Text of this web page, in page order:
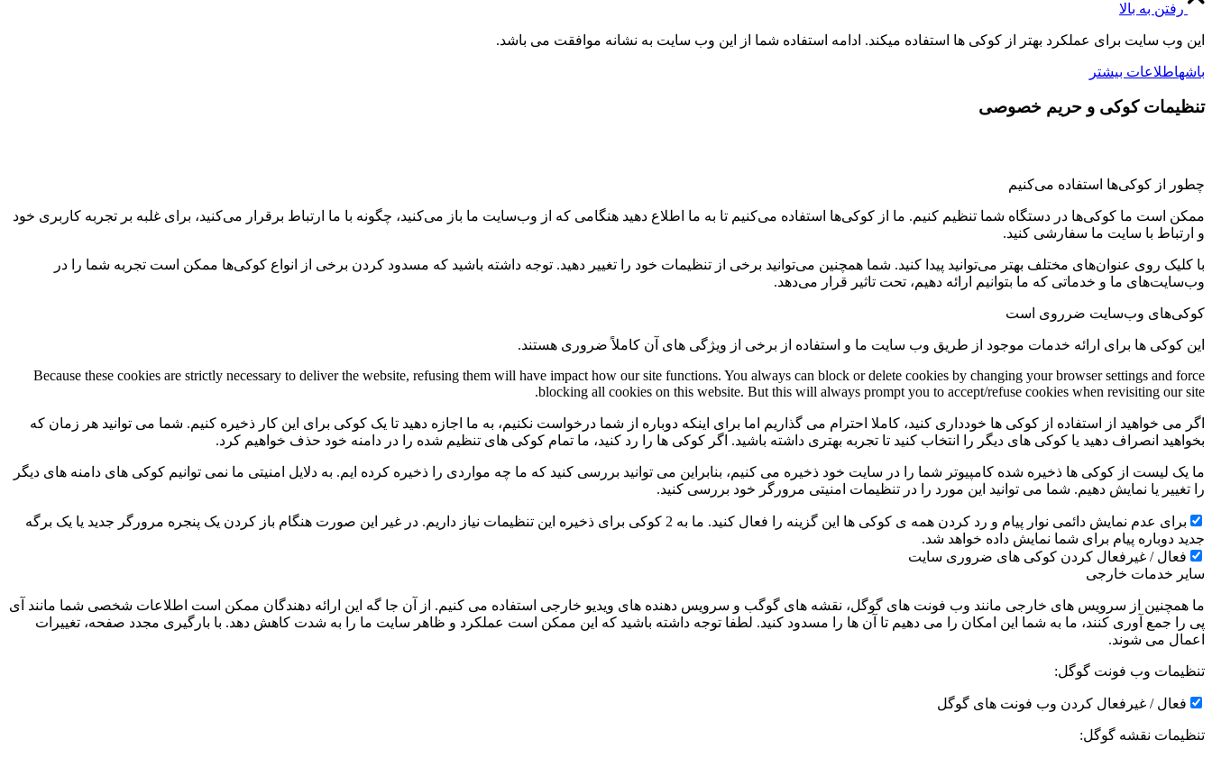
رفتن به بالا
این وب سایت برای عملکرد بهتر از کوکی ها استفاده میکند. ادامه استفاده شما از این وب سایت به نشانه موافقت می باشد.
باشهاطلاعات بیشتر
تنظیمات کوکی و حریم خصوصی
چطور از کوکی‌ها استفاده می‌کنیم
ممکن است ما کوکی‌ها در دستگاه شما تنظیم کنیم. ما از کوکی‌ها استفاده می‌کنیم تا به ما اطلاع دهید هنگامی که از وب‌سایت ما باز می‌کنید، چگونه با ما ارتباط برقرار می‌کنید، برای غلبه بر تجربه کاربری خود
و ارتباط با سایت ما سفارشی کنید.
با کلیک روی عنوان‌های مختلف بهتر می‌توانید پیدا کنید. شما همچنین می‌توانید برخی از تنظیمات خود را تغییر دهید. توجه داشته باشید که مسدود کردن برخی از انواع کوکی‌ها ممکن است تجربه شما را در
وب‌سایت‌های ما و خدماتی که ما بتوانیم ارائه دهیم، تحت تاثیر قرار می‌دهد.
کوکی‌های وب‌سایت ضرروی است
این کوکی ها برای ارائه خدمات موجود از طریق وب سایت ما و استفاده از برخی از ویژگی های آن کاملاً ضروری هستند.
Because these cookies are strictly necessary to deliver the website, refusing them will have impact how our site functions. You always can block or delete cookies by changing your browser settings and force
blocking all cookies on this website. But this will always prompt you to accept/refuse cookies when revisiting our site.
اگر می خواهید از استفاده از کوکی ها خودداری کنید، کاملا احترام می گذاریم اما برای اینکه دوباره از شما درخواست نکنیم، به ما اجازه دهید تا یک کوکی برای این کار ذخیره کنیم. شما می توانید هر زمان که
بخواهید انصراف دهید یا کوکی های دیگر را انتخاب کنید تا تجربه بهتری داشته باشید. اگر کوکی ها را رد کنید، ما تمام کوکی های تنظیم شده را در دامنه خود حذف خواهیم کرد.
ما یک لیست از کوکی ها ذخیره شده کامپیوتر شما را در سایت خود ذخیره می کنیم، بنابراین می توانید بررسی کنید که ما چه مواردی را ذخیره کرده ایم. به دلایل امنیتی ما نمی توانیم کوکی های دامنه های دیگر
را تغییر یا نمایش دهیم. شما می توانید این مورد را در تنظیمات امنیتی مرورگر خود بررسی کنید.
برای عدم نمایش دائمی نوار پیام و رد کردن همه ی کوکی ها این گزینه را فعال کنید. ما به 2 کوکی برای ذخیره این تنظیمات نیاز داریم. در غیر این صورت هنگام باز کردن یک پنجره مرورگر جدید یا یک برگه
جدید دوباره پیام برای شما نمایش داده خواهد شد.
فعال / غیرفعال کردن کوکی های ضروری سایت
سایر خدمات خارجی
ما همچنین از سرویس های خارجی مانند وب فونت های گوگل، نقشه های گوگب و سرویس دهنده های ویدیو خارجی استفاده می کنیم. از آن جا گه این ارائه دهندگان ممکن است اطلاعات شخصی شما مانند آی
پی را جمع آوری کنند، ما به شما این امکان را می دهیم تا آن ها را مسدود کنید. لطفا توجه داشته باشید که این ممکن است عملکرد و ظاهر سایت ما را به شدت کاهش دهد. با بارگیری مجدد صفحه، تغییرات
اعمال می شوند.
تنظیمات وب فونت گوگل:
فعال / غیرفعال کردن وب فونت های گوگل
تنظیمات نقشه گوگل: